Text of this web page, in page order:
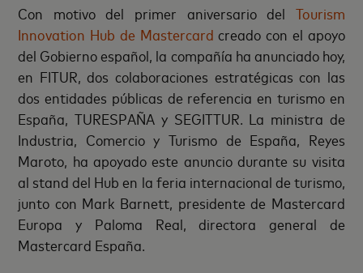
Con motivo del primer aniversario del Tourism
Innovation Hub de Mastercard creado con el apoyo
del Gobierno español, la compañía ha anunciado hoy,
en FITUR, dos colaboraciones estratégicas con las
dos entidades públicas de referencia en turismo en
España, TURESPAÑA y SEGITTUR. La ministra de
Industria, Comercio y Turismo de España, Reyes
Maroto, ha apoyado este anuncio durante su visita
al stand del Hub en la feria internacional de turismo,
junto con Mark Barnett, presidente de Mastercard
Europa y Paloma Real, directora general de
Mastercard España.